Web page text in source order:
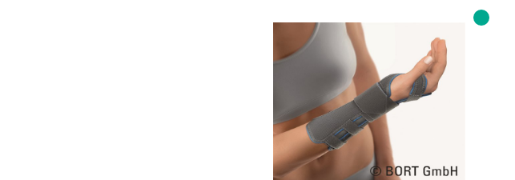
In den Warenkorb